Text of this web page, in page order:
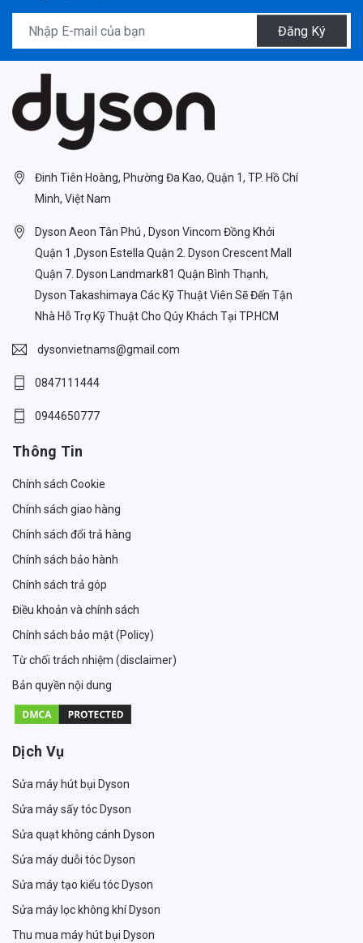
Đăng Ký
Đinh Tiên Hoàng, Phường Đa Kao, Quận 1, TP. Hồ Chí
Minh, Việt Nam
Dyson Aeon Tân Phú , Dyson Vincom Đồng Khởi
Quận 1 ,Dyson Estella Quận 2. Dyson Crescent Mall
Quận 7. Dyson Landmark81 Quận Bình Thạnh,
Dyson Takashimaya Các Kỹ Thuật Viên Sẽ Đến Tận
Nhà Hỗ Trợ Kỹ Thuật Cho Qúy Khách Tại TP.HCM
dysonvietnams@gmail.com
0847111444
0944650777
Thông Tin
Chính sách Cookie
Chính sách giao hàng
Chính sách đổi trả hàng
Chính sách bảo hành
Chính sách trả góp
Điều khoản và chính sách
Chính sách bảo mật (Policy)
Từ chối trách nhiệm (disclaimer)
Bản quyền nội dung
Dịch Vụ
Sửa máy hút bụi Dyson
Sửa máy sấy tóc Dyson
Sửa quạt không cánh Dyson
Sửa máy duỗi tóc Dyson
Sửa máy tạo kiểu tóc Dyson
Sửa máy lọc không khí Dyson
Thu mua máy hút bụi Dyson